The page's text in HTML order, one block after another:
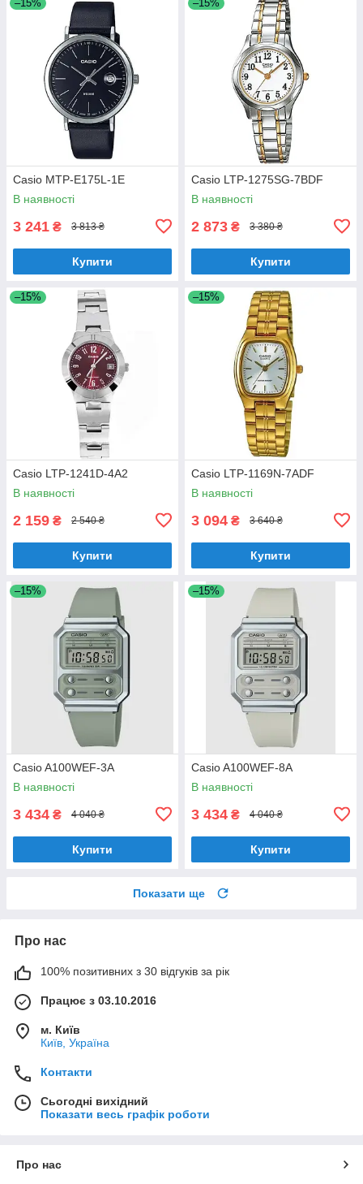
–15%
Casio MTP-E175L-1E
В наявності
3 241 ₴ 3 813 ₴
Купити
–15%
Casio LTP-1275SG-7BDF
В наявності
2 873 ₴ 3 380 ₴
Купити
–15%
Casio LTP-1241D-4A2
В наявності
2 159 ₴ 2 540 ₴
Купити
–15%
Casio LTP-1169N-7ADF
В наявності
3 094 ₴ 3 640 ₴
Купити
–15%
Casio A100WEF-3A
В наявності
3 434 ₴ 4 040 ₴
Купити
–15%
Casio A100WEF-8A
В наявності
3 434 ₴ 4 040 ₴
Купити
Показати ще
Про нас
100% позитивних з 30 відгуків за рік
Працює з 03.10.2016
м. Київ
Київ, Україна
Контакти
Сьогодні вихідний
Показати весь графік роботи
Про нас